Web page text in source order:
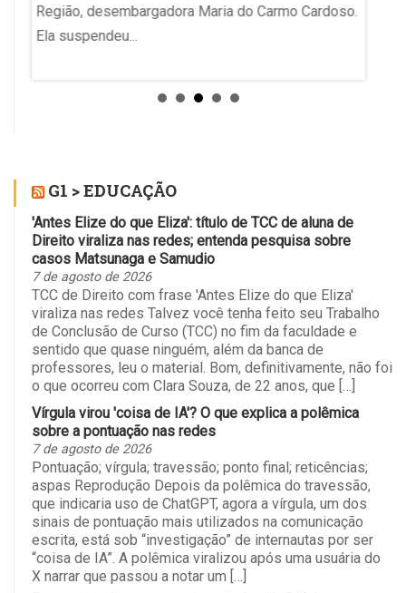
Região, desembargadora Maria do Carmo Cardoso.
Ela suspendeu...
G1 > EDUCAÇÃO
'Antes Elize do que Eliza': título de TCC de aluna de
Direito viraliza nas redes; entenda pesquisa sobre
casos Matsunaga e Samudio
7 de agosto de 2026
TCC de Direito com frase 'Antes Elize do que Eliza'
viraliza nas redes Talvez você tenha feito seu Trabalho
de Conclusão de Curso (TCC) no fim da faculdade e
sentido que quase ninguém, além da banca de
professores, leu o material. Bom, definitivamente, não foi
o que ocorreu com Clara Souza, de 22 anos, que […]
Vírgula virou 'coisa de IA'? O que explica a polêmica
sobre a pontuação nas redes
7 de agosto de 2026
Pontuação; vírgula; travessão; ponto final; reticências;
aspas Reprodução Depois da polêmica do travessão,
que indicaria uso de ChatGPT, agora a vírgula, um dos
sinais de pontuação mais utilizados na comunicação
escrita, está sob “investigação” de internautas por ser
“coisa de IA”. A polêmica viralizou após uma usuária do
X narrar que passou a notar um […]